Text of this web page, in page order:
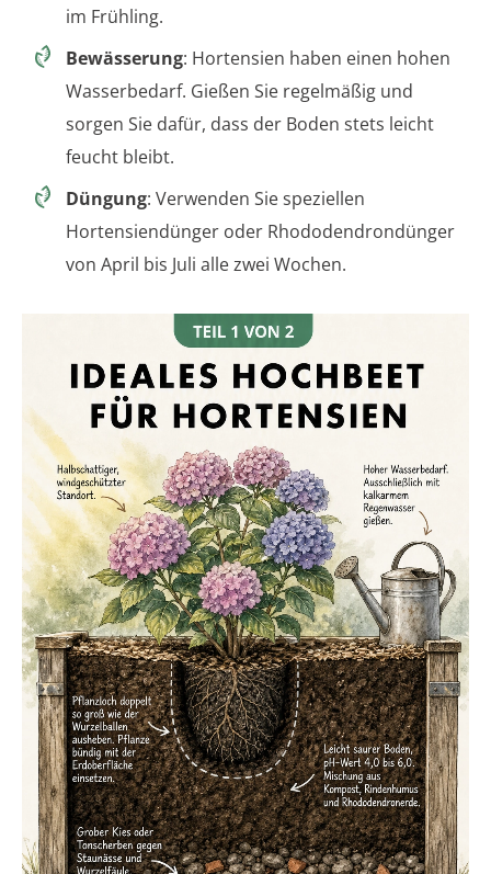
im Frühling.
Bewässerung: Hortensien haben einen hohen
Wasserbedarf. Gießen Sie regelmäßig und
sorgen Sie dafür, dass der Boden stets leicht
feucht bleibt.
Düngung: Verwenden Sie speziellen
Hortensiendünger oder Rhododendrondünger
von April bis Juli alle zwei Wochen.